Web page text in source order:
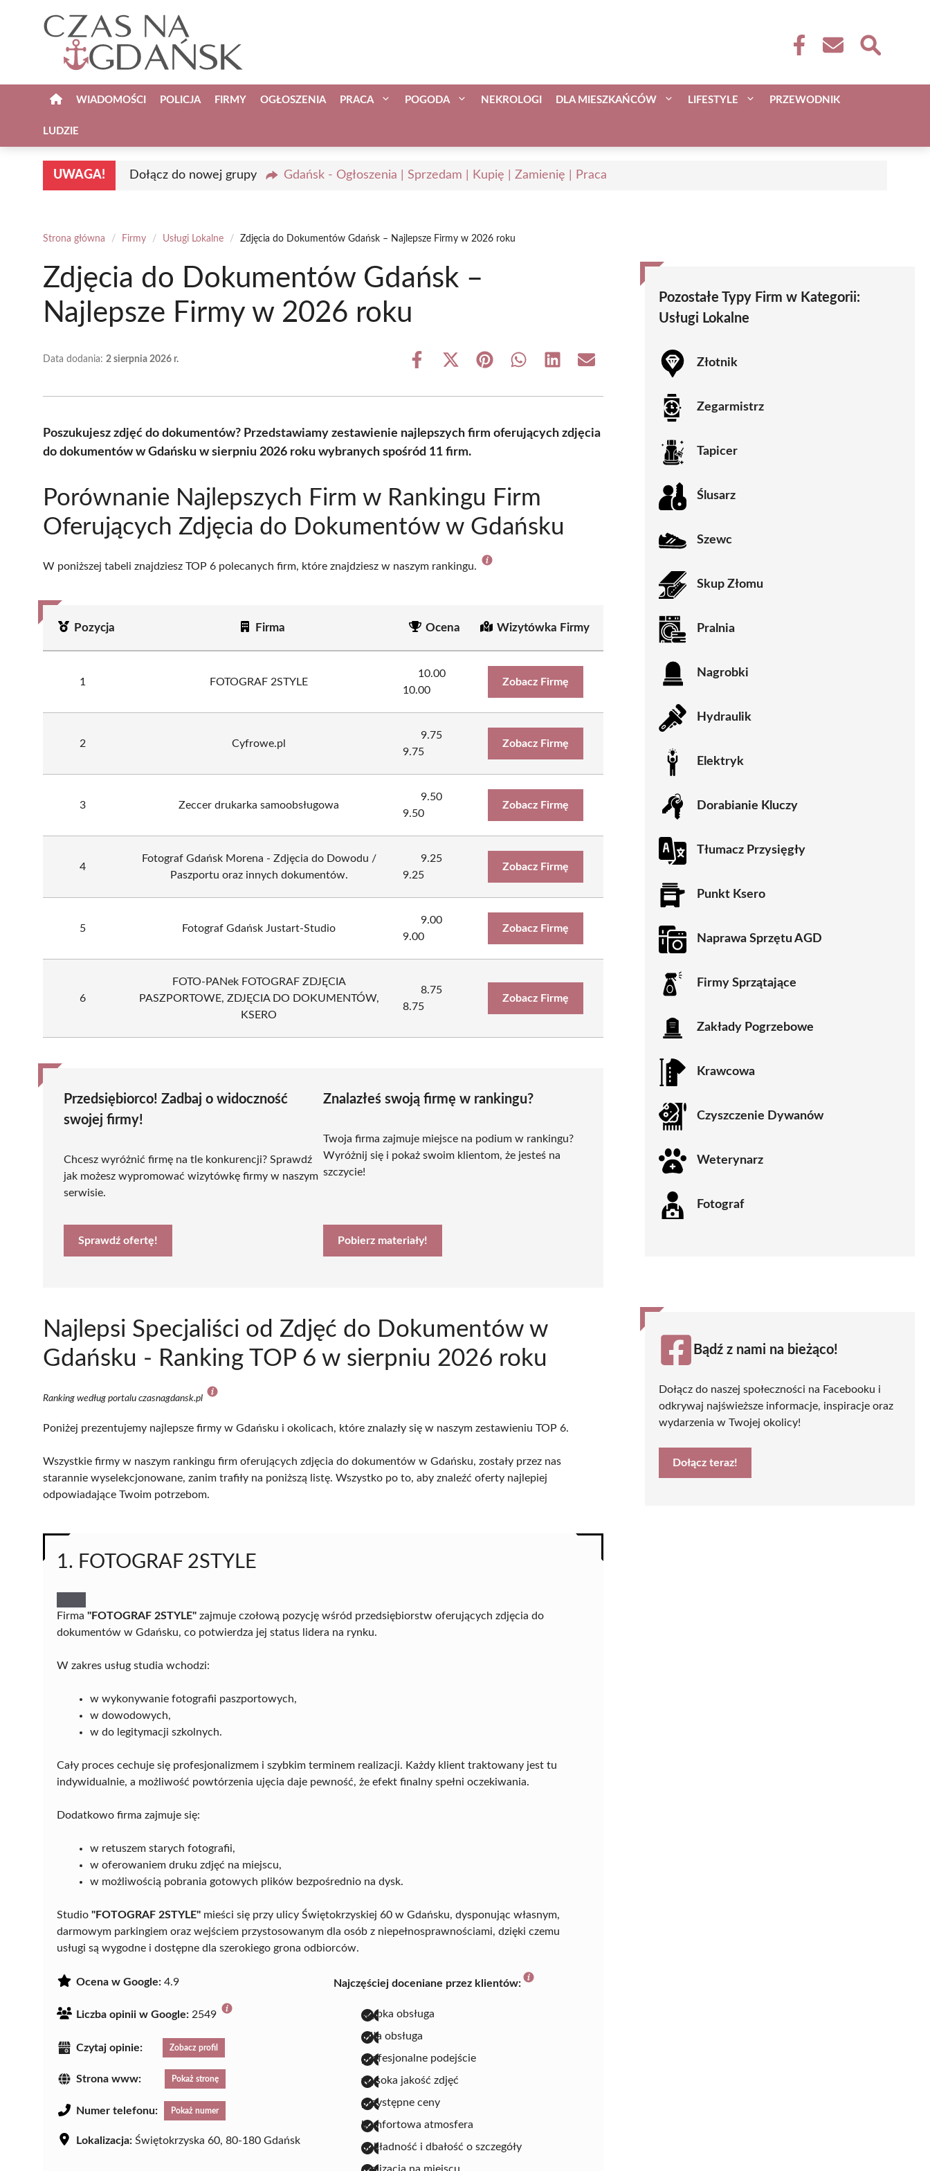
WIADOMOŚCI POLICJA FIRMY OGŁOSZENIA PRACA POGODA NEKROLOGI DLA MIESZKAŃCÓW LIFESTYLE PRZEWODNIK
LUDZIE
UWAGA! Dołącz do nowej grupy Gdańsk - Ogłoszenia | Sprzedam | Kupię | Zamienię | Praca
Strona główna / Firmy / Usługi Lokalne / Zdjęcia do Dokumentów Gdańsk – Najlepsze Firmy w 2026 roku
Zdjęcia do Dokumentów Gdańsk –
Najlepsze Firmy w 2026 roku
Data dodania: 2 sierpnia 2026 r.
Share
Share
(Twitter)
Share Share Share Share
Poszukujesz zdjęć do dokumentów? Przedstawiamy zestawienie najlepszych firm oferujących zdjęcia
do dokumentów w Gdańsku w sierpniu 2026 roku wybranych spośród 11 firm.
Porównanie Najlepszych Firm w Rankingu Firm
Oferujących Zdjęcia do Dokumentów w Gdańsku
W poniższej tabeli znajdziesz TOP 6 polecanych firm, które znajdziesz w naszym rankingu.
Pozycja Firma Ocena Wizytówka Firmy
1 FOTOGRAF 2STYLE
10.00
10.00
Zobacz Firmę
2 Cyfrowe.pl
9.75
9.75
Zobacz Firmę
3 Zeccer drukarka samoobsługowa
9.50
9.50
Zobacz Firmę
4
Fotograf Gdańsk Morena - Zdjęcia do Dowodu /
Paszportu oraz innych dokumentów.
9.25
9.25
Zobacz Firmę
5 Fotograf Gdańsk Justart-Studio
9.00
9.00
Zobacz Firmę
6
FOTO-PANek FOTOGRAF ZDJĘCIA
PASZPORTOWE, ZDJĘCIA DO DOKUMENTÓW,
KSERO
8.75
8.75
Zobacz Firmę
Przedsiębiorco! Zadbaj o widoczność
swojej firmy!
Chcesz wyróżnić firmę na tle konkurencji? Sprawdź
jak możesz wypromować wizytówkę firmy w naszym
serwisie.
Sprawdź ofertę!
Znalazłeś swoją firmę w rankingu?
Twoja firma zajmuje miejsce na podium w rankingu?
Wyróżnij się i pokaż swoim klientom, że jesteś na
szczycie!
Pobierz materiały!
Najlepsi Specjaliści od Zdjęć do Dokumentów w
Gdańsku - Ranking TOP 6 w sierpniu 2026 roku
Ranking według portalu czasnagdansk.pl
Poniżej prezentujemy najlepsze firmy w Gdańsku i okolicach, które znalazły się w naszym zestawieniu TOP 6.
Wszystkie firmy w naszym rankingu firm oferujących zdjęcia do dokumentów w Gdańsku, zostały przez nas
starannie wyselekcjonowane, zanim trafiły na poniższą listę. Wszystko po to, aby znaleźć oferty najlepiej
odpowiadające Twoim potrzebom.
1. FOTOGRAF 2STYLE
Firma "FOTOGRAF 2STYLE" zajmuje czołową pozycję wśród przedsiębiorstw oferujących zdjęcia do
dokumentów w Gdańsku, co potwierdza jej status lidera na rynku.
W zakres usług studia wchodzi:
w wykonywanie fotografii paszportowych,
w dowodowych,
w do legitymacji szkolnych.
Cały proces cechuje się profesjonalizmem i szybkim terminem realizacji. Każdy klient traktowany jest tu
indywidualnie, a możliwość powtórzenia ujęcia daje pewność, że efekt finalny spełni oczekiwania.
Dodatkowo firma zajmuje się:
w retuszem starych fotografii,
w oferowaniem druku zdjęć na miejscu,
w możliwością pobrania gotowych plików bezpośrednio na dysk.
Studio "FOTOGRAF 2STYLE" mieści się przy ulicy Świętokrzyskiej 60 w Gdańsku, dysponując własnym,
darmowym parkingiem oraz wejściem przystosowanym dla osób z niepełnosprawnościami, dzięki czemu
usługi są wygodne i dostępne dla szerokiego grona odbiorców.
Ocena w Google: 4.9
Liczba opinii w Google: 2549
Czytaj opinie: Zobacz profil
Strona www: Pokaż stronę
Numer telefonu: Pokaż numer
Lokalizacja: Świętokrzyska 60, 80-180 Gdańsk
Najczęściej doceniane przez klientów:
szybka obsługa
miła obsługa
profesjonalne podejście
wysoka jakość zdjęć
przystępne ceny
komfortowa atmosfera
dokładność i dbałość o szczegóły
realizacja na miejscu
Pozostałe Typy Firm w Kategorii:
Usługi Lokalne
Złotnik
Zegarmistrz
Tapicer
Ślusarz
Szewc
Skup Złomu
Pralnia
Nagrobki
Hydraulik
Elektryk
Dorabianie Kluczy
Tłumacz Przysięgły
Punkt Ksero
Naprawa Sprzętu AGD
Firmy Sprzątające
Zakłady Pogrzebowe
Krawcowa
Czyszczenie Dywanów
Weterynarz
Fotograf
Bądź z nami na bieżąco!
Dołącz do naszej społeczności na Facebooku i
odkrywaj najświeższe informacje, inspiracje oraz
wydarzenia w Twojej okolicy!
Dołącz teraz!